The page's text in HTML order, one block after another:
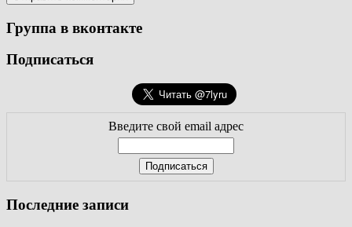
Группа в вконтакте
Подписаться
Введите свой email адрес
Последние записи